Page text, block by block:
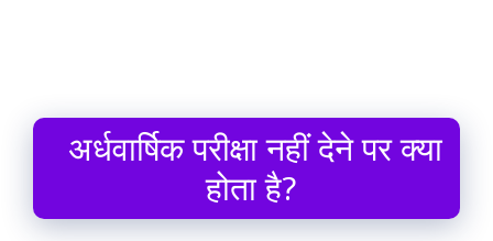
अर्धवार्षिक परीक्षा नहीं देने पर क्या
होता है?